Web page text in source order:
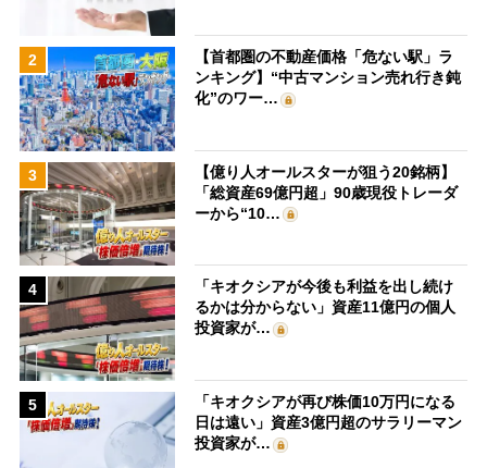
2
【首都圏の不動産価格「危ない駅」ラ
ンキング】“中古マンション売れ行き鈍
化”のワー…
3
【億り人オールスターが狙う20銘柄】
「総資産69億円超」90歳現役トレーダ
ーから“10…
4
「キオクシアが今後も利益を出し続け
るかは分からない」資産11億円の個人
投資家が…
5
「キオクシアが再び株価10万円になる
日は遠い」資産3億円超のサラリーマン
投資家が…